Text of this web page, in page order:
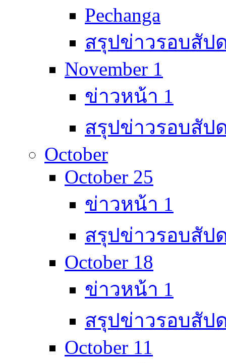
Pechanga
สรุปข่าวรอบสัป
November 1
ข่าวหน้า 1
สรุปข่าวรอบสัป
October
October 25
ข่าวหน้า 1
สรุปข่าวรอบสัป
October 18
ข่าวหน้า 1
สรุปข่าวรอบสัป
October 11